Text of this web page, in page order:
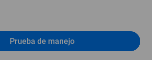
Prueba de manejo